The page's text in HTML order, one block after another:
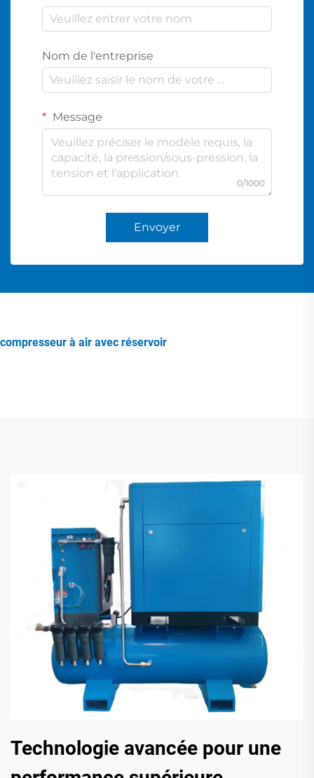
Nom de l'entreprise
Message
0/1000
Envoyer
compresseur à air avec réservoir
Technologie avancée pour une